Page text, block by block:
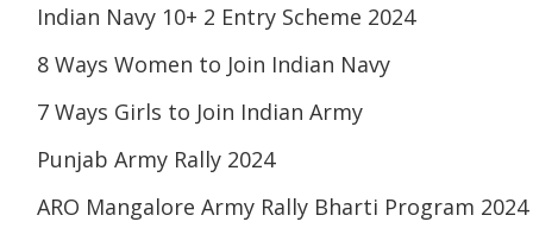
Indian Navy 10+ 2 Entry Scheme 2024
8 Ways Women to Join Indian Navy
7 Ways Girls to Join Indian Army
Punjab Army Rally 2024
ARO Mangalore Army Rally Bharti Program 2024